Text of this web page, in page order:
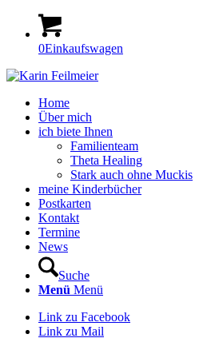
0Einkaufswagen
Home
Über mich
ich biete Ihnen
Familienteam
Theta Healing
Stark auch ohne Muckis
meine Kinderbücher
Postkarten
Kontakt
Termine
News
Suche
Menü Menü
Link zu Facebook
Link zu Mail